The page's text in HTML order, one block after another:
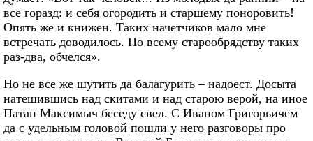
все горазд: и себя огородить и старшему поноровить!
Опять же и книжен. Таких начетчиков мало мне
встречать доводилось. По всему старообрядству таких
раз-два, обчелся».
Но не все же шутить да балагурить – надоест. Досыта
натешившись над скитами и над старою верой, на иное
Патап Максимыч беседу свел. С Иваном Григорьичем
да с удельным головой пошли у него разговоры про